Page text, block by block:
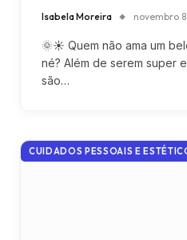
Isabela Moreira novembro
🌞☀️ Quem não ama um
né? Além de serem super
são…
CUIDADOS PESSOAIS E